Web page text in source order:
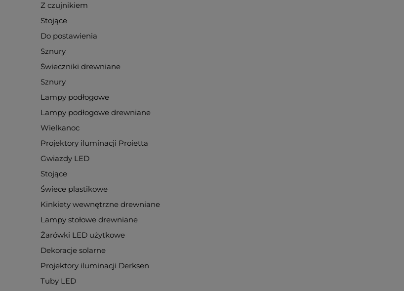
Z czujnikiem
Stojące
Do postawienia
Sznury
Świeczniki drewniane
Sznury
Lampy podłogowe
Lampy podłogowe drewniane
Wielkanoc
Projektory iluminacji Proietta
Gwiazdy LED
Stojące
Świece plastikowe
Kinkiety wewnętrzne drewniane
Lampy stołowe drewniane
Żarówki LED użytkowe
Dekoracje solarne
Projektory iluminacji Derksen
Tuby LED